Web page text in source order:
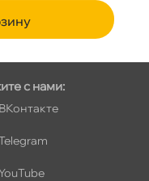
с нами:
Контакте